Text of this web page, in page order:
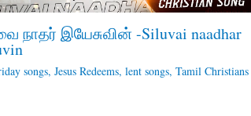
நாதர் இயேசுவின் -Siluvai naadhar
songs, Jesus Redeems, lent songs, Tamil Christians